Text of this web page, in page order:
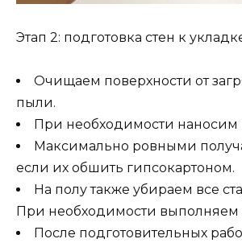
Этап 2: подготовка стен к
Очищаем поверхности от
пыли.
При необходимости наносим
Максимально ровными
если их обшить гипсокартоном.
На полу также убираем все
При необходимости выполняем
После подготовительных